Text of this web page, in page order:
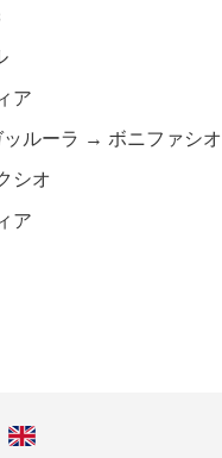
ア
ルーラ → ボニファシオ
シオ
ア